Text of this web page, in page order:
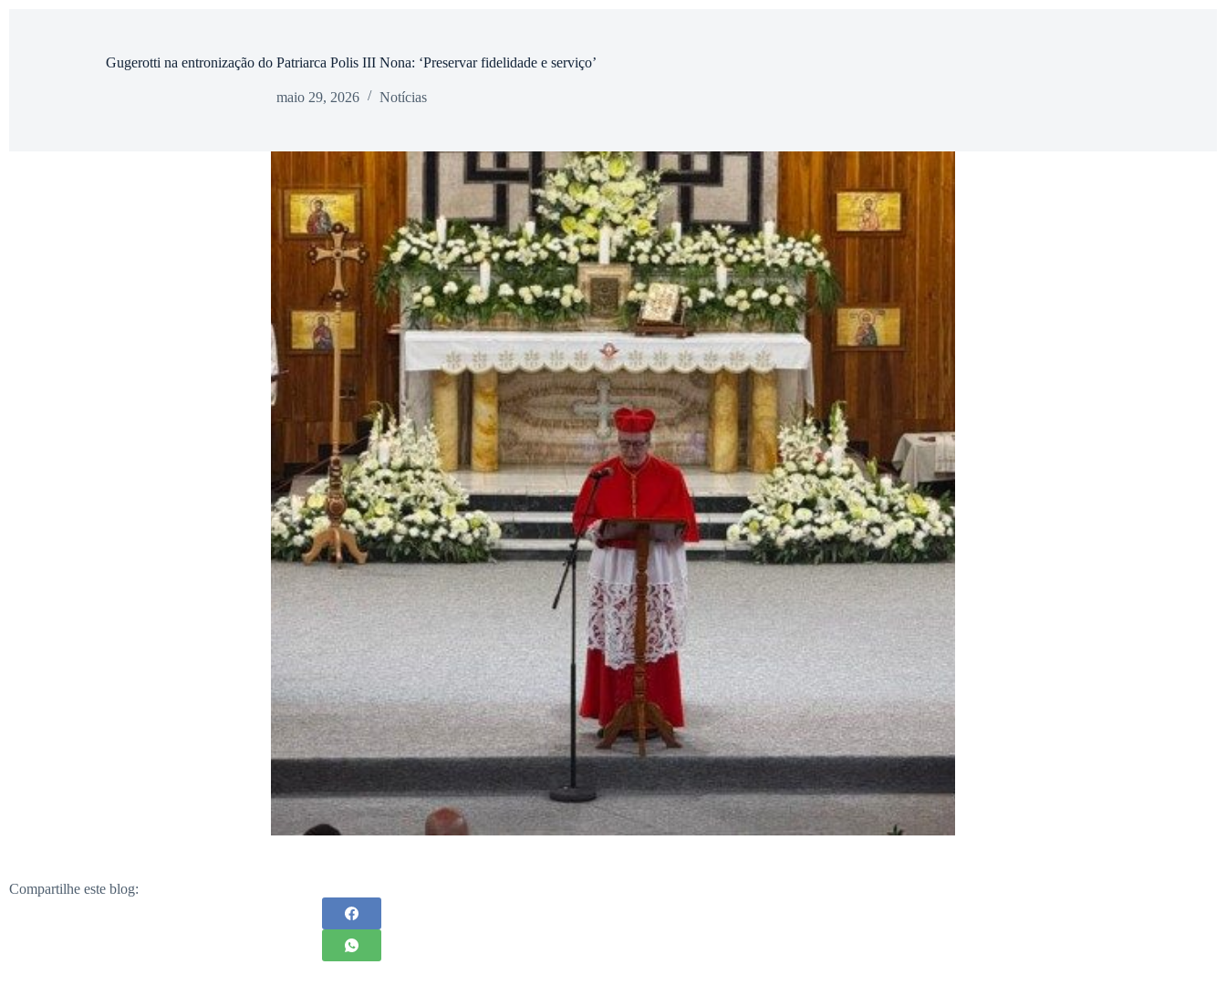
Gugerotti na entronização do Patriarca Polis III Nona: ‘Preservar fidelidade e serviço’
maio 29, 2026 Notícias
Compartilhe este blog: